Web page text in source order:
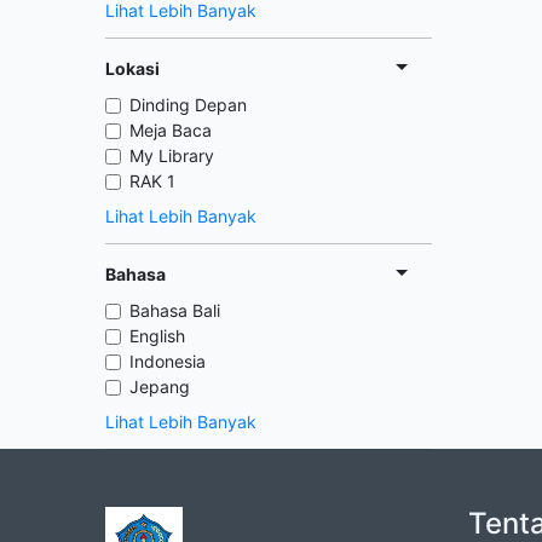
Lihat Lebih Banyak
Lokasi
Dinding Depan
Meja Baca
My Library
RAK 1
Lihat Lebih Banyak
Bahasa
Bahasa Bali
English
Indonesia
Jepang
Lihat Lebih Banyak